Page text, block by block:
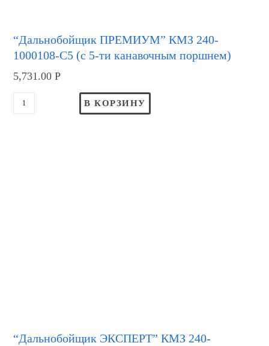
“Дальнобойщик ПРЕМИУМ” КМЗ 240-
1000108-С5 (с 5-ти канавочным поршнем)
5,731.00Р
В КОРЗИНУ
“Дальнобойщик ЭКСПЕРТ” КМЗ 240-